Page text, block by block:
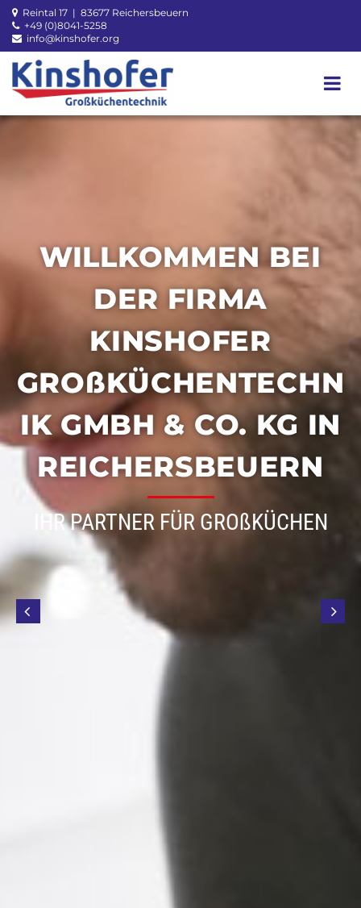
Zum Inhalt springen
 Reintal 17 | 83677 Reichersbeuern
 +49 (0)8041-5258
 info@kinshofer.org
W
I
L
L
K
O
WILLKOMMEN BEI
DER FIRMA
KINSHOFER
GROßKÜCHENTECHN
IK GMBH & CO. KG IN
REICHERSBEUERN
IHR PARTNER FÜR GROßKÜCHEN